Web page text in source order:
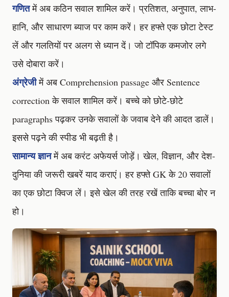
गणितमें अब कठिन सवाल शामिल करें। प्रतिशत, अनुपात, लाभ-
हानि, और साधारण ब्याज पर काम करें। हर हफ्ते एक छोटा टेस्ट
लें और गलतियों पर अलग से ध्यान दें। जो टॉपिक कमजोर लगे
उसे दोबारा करें।
अंग्रेजीमें अब Comprehension passage और Sentence
correction के सवाल शामिल करें। बच्चे को छोटे-छोटे
paragraphs पढ़कर उनके सवालों के जवाब देने की आदत डालें।
इससे पढ़ने की स्पीड भी बढ़ती है।
सामान्य ज्ञानमें अब करंट अफेयर्स जोड़ें। खेल, विज्ञान, और देश-
दुनिया की जरूरी खबरें याद कराएं। हर हफ्ते GK के 20 सवालों
का एक छोटा क्विज लें। इसे खेल की तरह रखें ताकि बच्चा बोर न
हो।